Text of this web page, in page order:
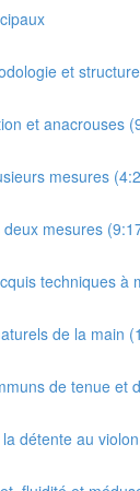
et
et anacrouses
mesures
mesures
techniques à
de la main
de tenue et
détente au